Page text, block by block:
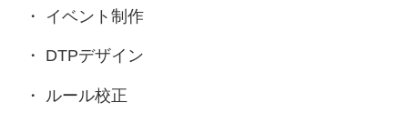
イベント制作
DTPデザイン
ルール校正